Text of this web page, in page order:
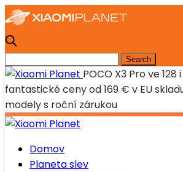
POCO X3 Pro ve 128
fantastické ceny od 169 € v EU
modely s roční zárukou
Domov
Planeta slev